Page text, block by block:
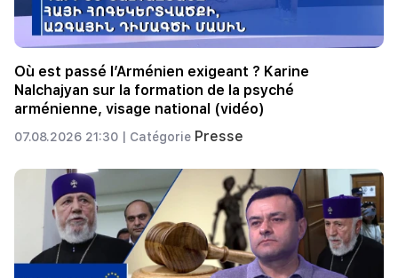
Où est passé l’Arménien exigeant ? Karine
Nalchajyan sur la formation de la psyché
arménienne, visage national (vidéo)
07.08.2026 21:30 | Catégorie Presse